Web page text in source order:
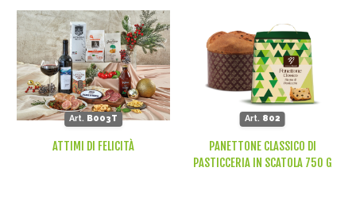
Art. B003T
ATTIMI DI FELICITÀ
Art. 802
PANETTONE CLASSICO DI
PASTICCERIA IN SCATOLA 750 G